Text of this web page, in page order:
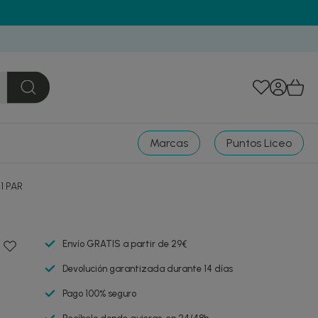
Marcas Puntos Liceo
PAR
Envío GRATIS a partir de 29€
Devolución garantizada durante 14 días
Pago 100% seguro